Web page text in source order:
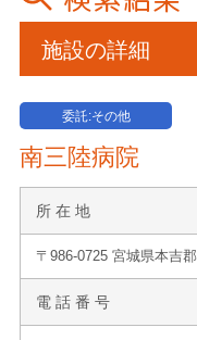
施設の詳細
委託:その他
南三陸病院
所 在 地
〒986-0725 宮城県本吉
電 話 番 号